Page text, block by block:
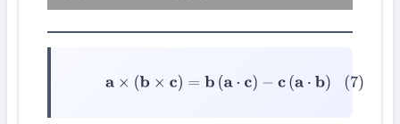
(7)a ×(b ×c )= b(a ⋅c)− c(a ⋅b )